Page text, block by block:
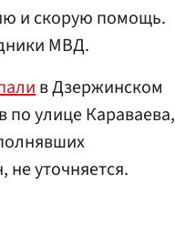
и скорую помощь.
МВД.
в Дзержинском
по улице Караваева,
уточняется.